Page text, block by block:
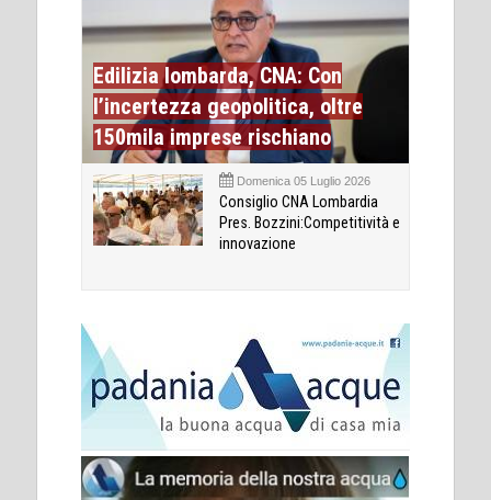
Edilizia lombarda, CNA: Con
l’incertezza geopolitica, oltre
150mila imprese rischiano
Domenica 05 Luglio 2026
Consiglio CNA Lombardia
Pres. Bozzini:Competitività e
innovazione